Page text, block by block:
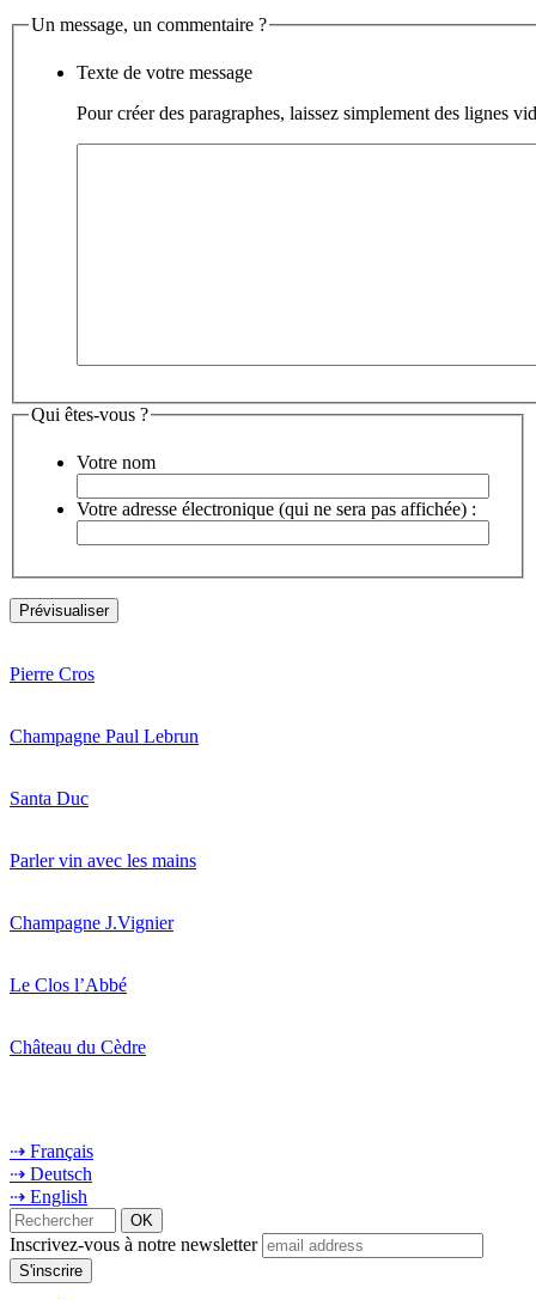
Un message, un commentaire ?
Texte de votre message
Pour créer des paragraphes, laissez simplement des lignes
Qui êtes-vous ?
Votre nom
Votre adresse électronique (qui ne sera pas affichée) :
Pierre Cros
Champagne Paul Lebrun
Santa Duc
Parler vin avec les mains
Champagne J.Vignier
Le Clos l’Abbé
Château du Cèdre
⇢ Français
⇢ Deutsch
⇢ English
Inscrivez-vous à notre newsletter